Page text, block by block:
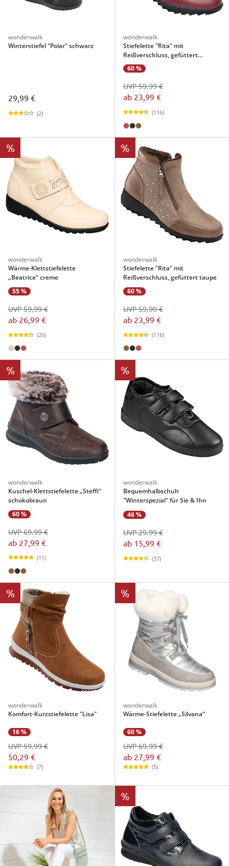
wonderwalk
Winterstiefel "Polar" schwarz
29,99 €
(2)
wonderwalk
Stiefelette "Rita" mit
Reißverschluss, gefüttert
bordeaux
60 %
ab 23,99 €
UVP 59,99 €
(116)
%
wonderwalk
Wärme-Klettstiefelette
„Beatrice“ creme
55 %
ab 26,99 €
UVP 59,99 €
(26)
%
wonderwalk
Stiefelette "Rita" mit
Reißverschluss, gefüttert taupe
60 %
ab 23,99 €
UVP 59,99 €
(116)
%
wonderwalk
Kuschel-Klettstiefelette „Steffi“
schokobraun
60 %
ab 27,99 €
UVP 69,99 €
(11)
%
wonderwalk
Bequemhalbschuh
"Winterspezial" für Sie & Ihn
46 %
ab 15,99 €
UVP 29,99 €
(37)
%
wonderwalk
Komfort-Kurzstiefelette "Lisa"
16 %
50,29 €
UVP 59,99 €
(7)
%
wonderwalk
Wärme-Stiefelette „Silvana“
60 %
ab 27,99 €
UVP 69,99 €
(5)
%